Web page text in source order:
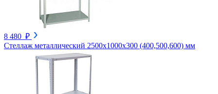
8 480 ₽
Стеллаж металлический 2500х1000х300 (400,500,600) мм